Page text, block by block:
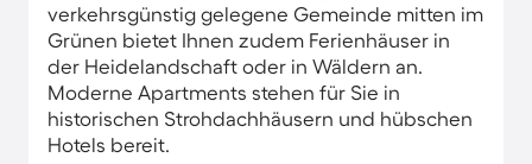
verkehrsgünstig gelegene Gemeinde mitten im
Grünen bietet Ihnen zudem Ferienhäuser in
der Heidelandschaft oder in Wäldern an.
Moderne Apartments stehen für Sie in
historischen Strohdachhäusern und hübschen
Hotels bereit.